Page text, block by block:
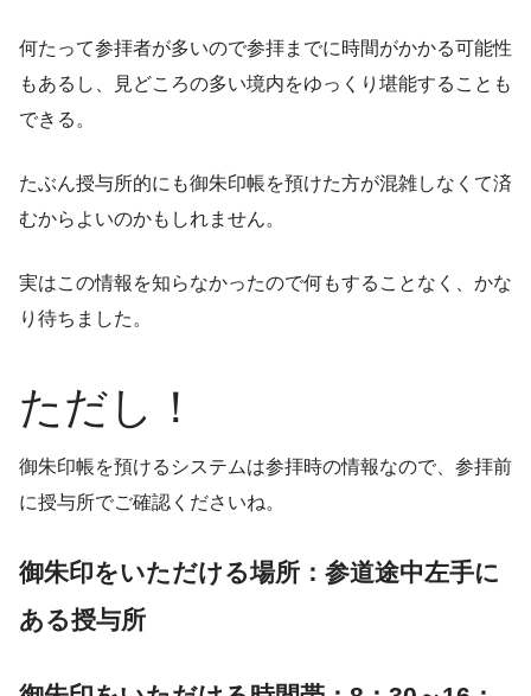
何たって参拝者が多いので参拝までに時間がかかる可能性
もあるし、見どころの多い境内をゆっくり堪能することも
できる。
たぶん授与所的にも御朱印帳を預けた方が混雑しなくて済
むからよいのかもしれません。
実はこの情報を知らなかったので何もすることなく、かな
り待ちました。
ただし！
御朱印帳を預けるシステムは参拝時の情報なので、参拝前
に授与所でご確認くださいね。
御朱印をいただける場所：参道途中左手に
ある授与所